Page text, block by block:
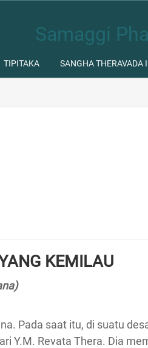
Samaggi
TIPITAKA SANGHA THERAVADA
KEMILAU
Pada saat itu, di suatu
Y.M. Revata Thera. Dia